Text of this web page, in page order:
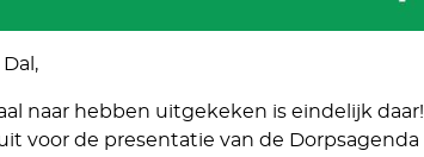
naar hebben uitgekeken is eindelijk daar!
voor de presentatie van de Dorpsagenda